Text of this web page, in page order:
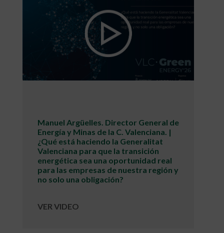
Manuel Argüelles. Director General de
Energía y Minas de la C. Valenciana. |
¿Qué está haciendo la Generalitat
Valenciana para que la transición
energética sea una oportunidad real
para las empresas de nuestra región y
no solo una obligación?
VER VIDEO